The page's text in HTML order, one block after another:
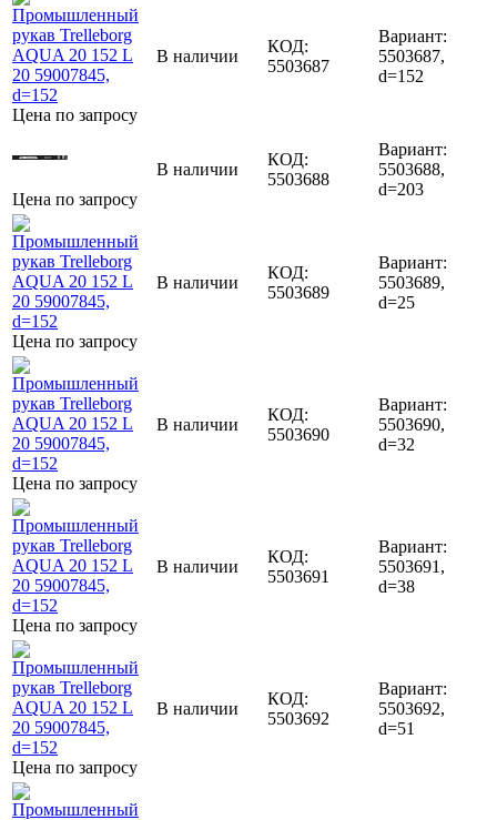
Цена по запросу
В наличии
КОД:
5503687
Вариант:
5503687,
d=152
Цена по запросу
В наличии
КОД:
5503688
Вариант:
5503688,
d=203
Цена по запросу
В наличии
КОД:
5503689
Вариант:
5503689,
d=25
Цена по запросу
В наличии
КОД:
5503690
Вариант:
5503690,
d=32
Цена по запросу
В наличии
КОД:
5503691
Вариант:
5503691,
d=38
Цена по запросу
В наличии
КОД:
5503692
Вариант:
5503692,
d=51